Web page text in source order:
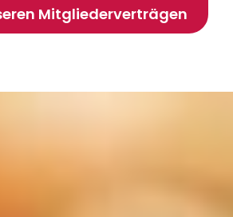
Mitgliederverträgen